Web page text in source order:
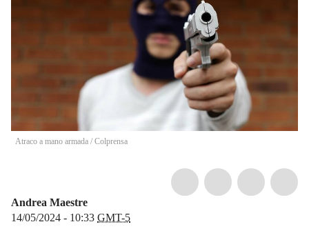
Atraco a mano armada / Colprensa
Andrea Maestre
14/05/2024 - 10:33 GMT-5